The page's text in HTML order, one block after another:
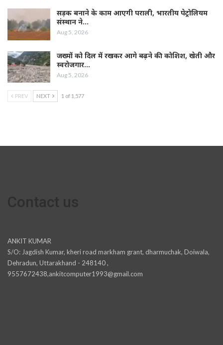
सड़क बनाने के काम आएगी पराली, भारतीय पेट्रोलियम
संस्थान ने…
Aug 5, 2026
जख्मों को दिल में रखकर आगे बढ़ने की कोशिश, खेती और
स्वरोजगार…
Aug 5, 2026
PREV NEXT 1 of 1,577
ANKIT KUMAR
S/O: Jagdish Kumar, kheri road markham grant, dharmuchak, Doiwala,
Dehradun, Uttarakhand - 248140 ,
9557672438,ankitcomputer1993@gmail.com